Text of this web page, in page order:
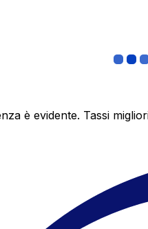
è evidente. Tassi